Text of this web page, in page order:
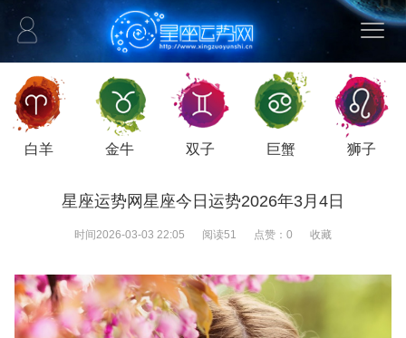
白羊 金牛 双子 巨蟹 狮子
星座运势网星座今日运势2026年3月4日
时间2026-03-03 22:05 阅读51 点赞： 0 收藏